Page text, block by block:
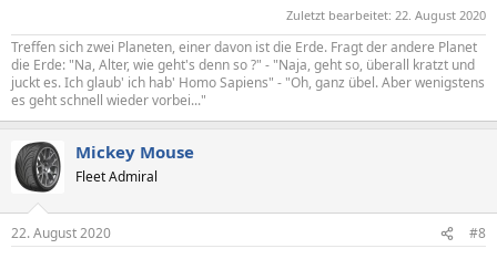
Zuletzt bearbeitet: 22. August 2020
Treffen sich zwei Planeten, einer davon ist die Erde. Fragt der andere Planet
die Erde: "Na, Alter, wie geht's denn so ?" - "Naja, geht so, überall kratzt und
juckt es. Ich glaub' ich hab' Homo Sapiens" - "Oh, ganz übel. Aber wenigstens
es geht schnell wieder vorbei..."
Mickey Mouse
Fleet Admiral
22. August 2020 #8